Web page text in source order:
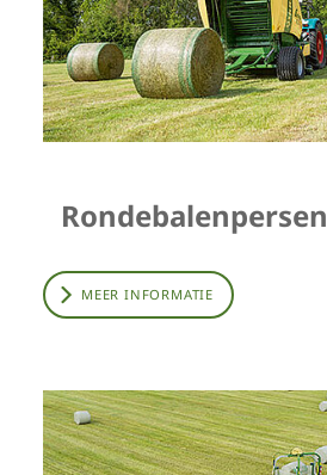
Rondebalenpersen
MEER INFORMATIE